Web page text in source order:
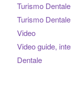
Turismo
Turismo
Video
Video guide,
Dentale